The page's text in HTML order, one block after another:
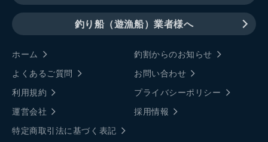
釣り船（遊漁船）業者様へ
ホーム
釣割からのお知らせ
よくあるご質問
お問い合わせ
利用規約
プライバシーポリシー
運営会社
採用情報
特定商取引法に基づく表記